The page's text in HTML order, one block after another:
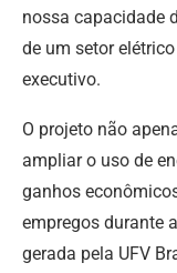
nossa capacidade
de um setor
executivo.
O projeto não
ampliar o uso de
ganhos
empregos durante
gerada pela UFV